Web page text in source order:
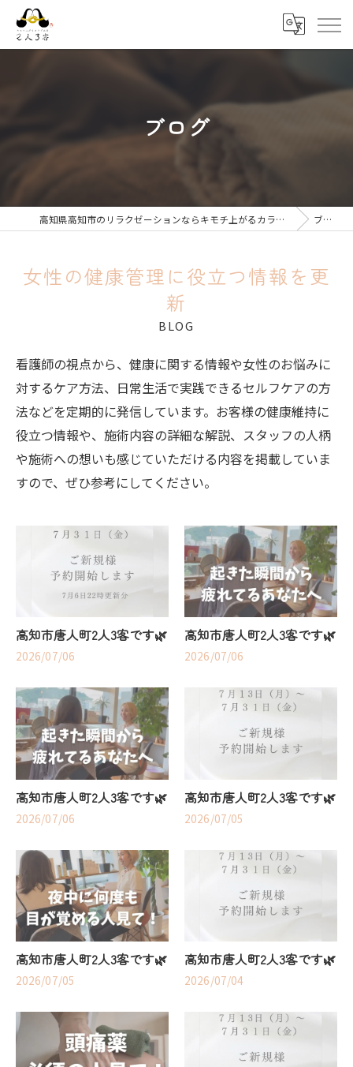
ブログ
高知県高知市のリラクゼーションならキモチ上がるカラダ改善 2人3客 ブログ
女性の健康管理に役立つ情報を更
新
BLOG
看護師の視点から、健康に関する情報や女性のお悩みに
対するケア方法、日常生活で実践できるセルフケアの方
法などを定期的に発信しています。お客様の健康維持に
役立つ情報や、施術内容の詳細な解説、スタッフの人柄
や施術への想いも感じていただける内容を掲載していま
すので、ぜひ参考にしてください。
高知市唐人町2人3客です🌿
2026/07/06
高知市唐人町2人3客です🌿
2026/07/06
高知市唐人町2人3客です🌿
2026/07/06
高知市唐人町2人3客です🌿
2026/07/05
高知市唐人町2人3客です🌿
2026/07/05
高知市唐人町2人3客です🌿
2026/07/04